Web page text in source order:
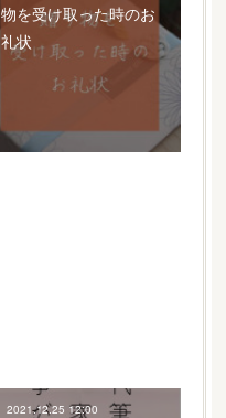
物を受け取った時のお
礼状
2021.12.25 12:00